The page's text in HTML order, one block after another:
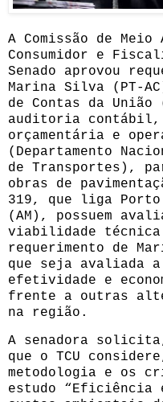
A Comissão de Meio
Consumidor e
Senado aprovou
Marina Silva (PT-
de Contas da União
auditoria
orçamentária e
(Departamento
de Transportes),
obras de
319, que liga Porto
(AM), possuem
viabilidade técnica
requerimento de
que seja avaliada
efetividade e
frente a outras
na região.
A senadora
que o TCU
metodologia e os
estudo “Eficiência